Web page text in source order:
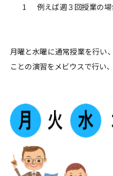
例えば週３回授業の
月曜と水曜に通常授業を行い
ことの演習をメビウスで行い